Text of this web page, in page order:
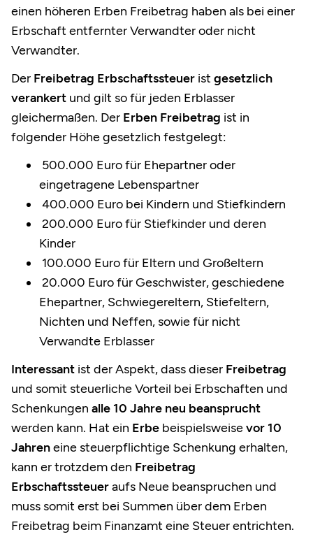
einen höheren Erben Freibetrag haben als bei einer
Erbschaft entfernter Verwandter oder nicht
Verwandter.
Der Freibetrag Erbschaftssteuer ist gesetzlich
verankert und gilt so für jeden Erblasser
gleichermaßen. Der Erben Freibetrag ist in
folgender Höhe gesetzlich festgelegt:
500.000 Euro für Ehepartner oder
eingetragene Lebenspartner
400.000 Euro bei Kindern und Stiefkindern
200.000 Euro für Stiefkinder und deren
Kinder
100.000 Euro für Eltern und Großeltern
20.000 Euro für Geschwister, geschiedene
Ehepartner, Schwiegereltern, Stiefeltern,
Nichten und Neffen, sowie für nicht
Verwandte Erblasser
Interessant ist der Aspekt, dass dieser Freibetrag
und somit steuerliche Vorteil bei Erbschaften und
Schenkungen alle 10 Jahre neu beansprucht
werden kann. Hat ein Erbe beispielsweisevor 10
Jahreneine steuerpflichtige Schenkung erhalten,
kann er trotzdem den Freibetrag
Erbschaftssteueraufs Neue beanspruchen und
muss somit erst bei Summen über dem Erben
Freibetrag beim Finanzamt eine Steuer entrichten.